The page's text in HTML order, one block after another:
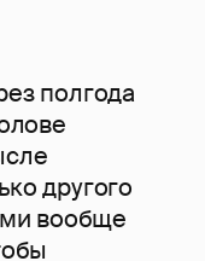
полгода
другого
вообще